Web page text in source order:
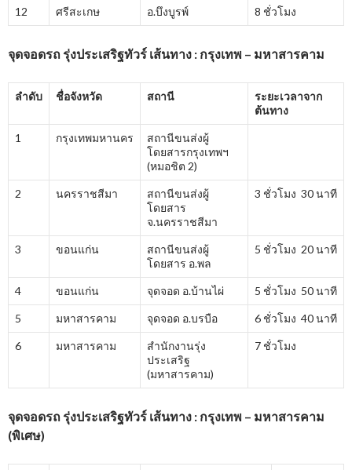
12 ศรีสะเกษ อ.บึงบูรพ์ 8 ชั่วโมง
จุดจอดรถ รุ่งประเสริฐทัวร์ เส้นทาง : กรุงเทพ – มหาสารคาม
ลำดับ ชื่อจังหวัด สถานี
ระยะเวลาจาก
ต้นทาง
1 กรุงเทพมหานคร
สถานีขนส่งผู้
โดยสารกรุงเทพฯ
(หมอชิต 2)
2 นครราชสีมา
สถานีขนส่งผู้
โดยสาร
จ.นครราชสีมา
3 ชั่วโมง 30 นาที
3 ขอนแก่น
สถานีขนส่งผู้
โดยสาร อ.พล
5 ชั่วโมง 20 นาที
4 ขอนแก่น จุดจอด อ.บ้านไผ่ 5 ชั่วโมง 50 นาที
5 มหาสารคาม จุดจอด อ.บรบือ 6 ชั่วโมง 40 นาที
6 มหาสารคาม
สำนักงานรุ่ง
ประเสริฐ
(มหาสารคาม)
7 ชั่วโมง
จุดจอดรถ รุ่งประเสริฐทัวร์ เส้นทาง : กรุงเทพ – มหาสารคาม
(พิเศษ)